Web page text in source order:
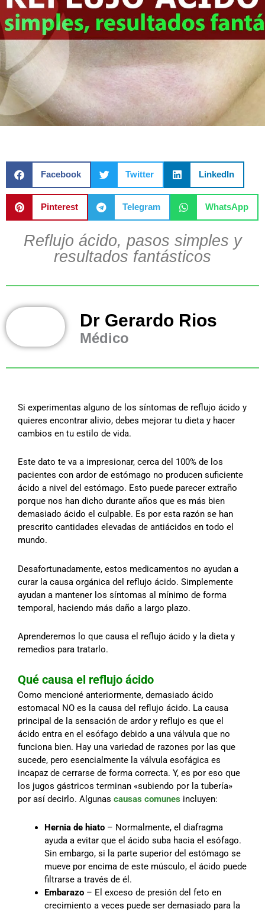
Facebook Twitter LinkedIn
Pinterest Telegram WhatsApp
Reflujo ácido, pasos simples y
resultados fantásticos
Dr Gerardo Rios
Médico
Si experimentas alguno de los síntomas de reflujo ácido y
quieres encontrar alivio, debes mejorar tu dieta y hacer
cambios en tu estilo de vida.
Este dato te va a impresionar, cerca del 100% de los
pacientes con ardor de estómago no producen suficiente
ácido a nivel del estómago. Esto puede parecer extraño
porque nos han dicho durante años que es más bien
demasiado ácido el culpable. Es por esta razón se han
prescrito cantidades elevadas de antiácidos en todo el
mundo.
Desafortunadamente, estos medicamentos no ayudan a
curar la causa orgánica del reflujo ácido. Simplemente
ayudan a mantener los síntomas al mínimo de forma
temporal, haciendo más daño a largo plazo.
Aprenderemos lo que causa el reflujo ácido y la dieta y
remedios para tratarlo.
Qué causa el reflujo ácido
Como mencioné anteriormente, demasiado ácido
estomacal NO es la causa del reflujo ácido. La causa
principal de la sensación de ardor y reflujo es que el
ácido entra en el esófago debido a una válvula que no
funciona bien. Hay una variedad de razones por las que
sucede, pero esencialmente la válvula esofágica es
incapaz de cerrarse de forma correcta. Y, es por eso que
los jugos gástricos terminan «subiendo por la tubería»
por así decirlo. Algunas causas comunes incluyen:
Hernia de hiato – Normalmente, el diafragma
ayuda a evitar que el ácido suba hacia el esófago.
Sin embargo, si la parte superior del estómago se
mueve por encima de este músculo, el ácido puede
filtrarse a través de él.
Embarazo – El exceso de presión del feto en
crecimiento a veces puede ser demasiado para la